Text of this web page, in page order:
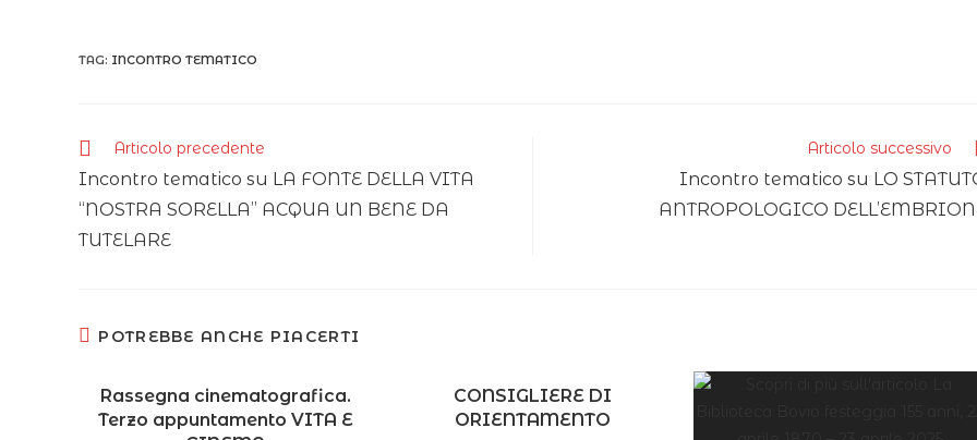
TAG: INCONTRO TEMATICO
Articolo precedente
Incontro tematico su LA FONTE DELLA VITA
“NOSTRA SORELLA” ACQUA UN BENE DA
TUTELARE
Articolo successivo
Incontro tematico su LO
ANTROPOLOGICO
POTREBBE ANCHE PIACERTI
Rassegna cinematografica.
Terzo appuntamento VITA E
CONSIGLIERE DI
ORIENTAMENTO